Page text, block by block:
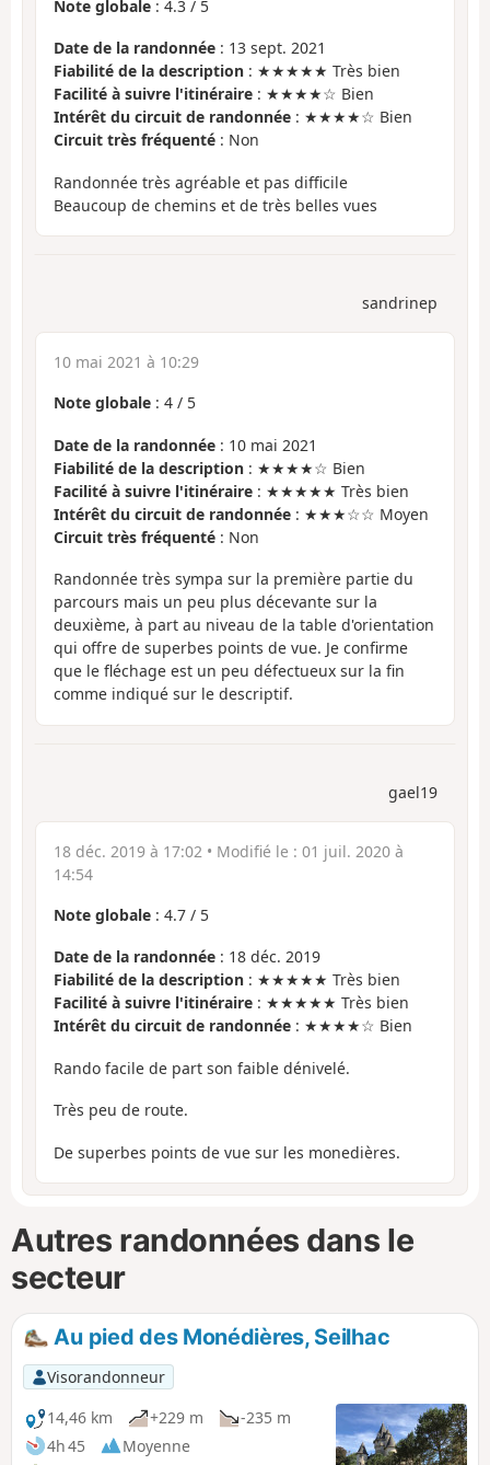
Note globale : 4.3 / 5
Date de la randonnée : 13 sept. 2021
Fiabilité de la description : ★★★★★ Très bien
Facilité à suivre l'itinéraire : ★★★★☆ Bien
Intérêt du circuit de randonnée : ★★★★☆ Bien
Circuit très fréquenté : Non
Randonnée très agréable et pas difficile
Beaucoup de chemins et de très belles vues
sandrinep
10 mai 2021 à 10:29
Note globale : 4 / 5
Date de la randonnée : 10 mai 2021
Fiabilité de la description : ★★★★☆ Bien
Facilité à suivre l'itinéraire : ★★★★★ Très bien
Intérêt du circuit de randonnée : ★★★☆☆ Moyen
Circuit très fréquenté : Non
Randonnée très sympa sur la première partie du
parcours mais un peu plus décevante sur la
deuxième, à part au niveau de la table d'orientation
qui offre de superbes points de vue. Je confirme
que le fléchage est un peu défectueux sur la fin
comme indiqué sur le descriptif.
gael19
18 déc. 2019 à 17:02 • Modifié le : 01 juil. 2020 à
14:54
Note globale : 4.7 / 5
Date de la randonnée : 18 déc. 2019
Fiabilité de la description : ★★★★★ Très bien
Facilité à suivre l'itinéraire : ★★★★★ Très bien
Intérêt du circuit de randonnée : ★★★★☆ Bien
Rando facile de part son faible dénivelé.
Très peu de route.
De superbes points de vue sur les monedières.
Autres randonnées dans le
secteur
Au pied des Monédières, Seilhac
Visorandonneur
14,46 km
+229 m
-235 m
4h 45
Moyenne